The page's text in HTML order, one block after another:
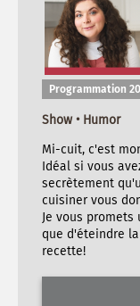
Programmation
Show • Humor
Mi-cuit, c'est
Idéal si vous
secrètement
cuisiner vous
Je vous
que d'éteindre
recette!